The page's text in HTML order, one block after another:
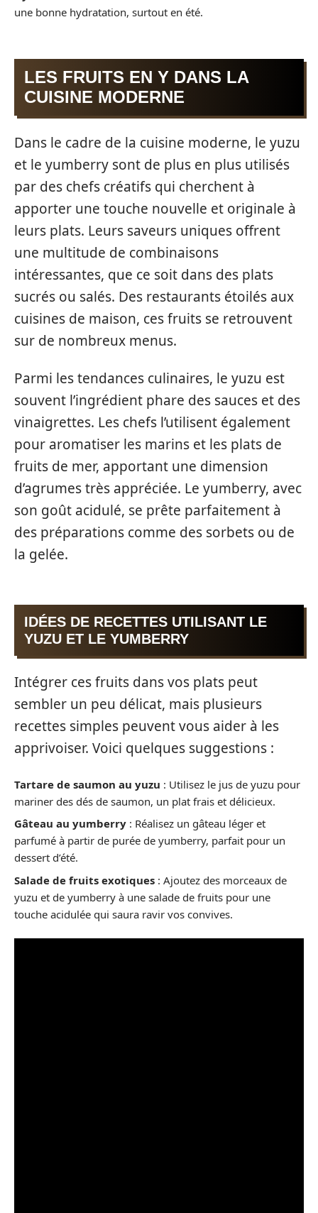
une bonne hydratation, surtout en été.
LES FRUITS EN Y DANS LA
CUISINE MODERNE
Dans le cadre de la cuisine moderne, le yuzu
et le yumberry sont de plus en plus utilisés
par des chefs créatifs qui cherchent à
apporter une touche nouvelle et originale à
leurs plats. Leurs saveurs uniques offrent
une multitude de combinaisons
intéressantes, que ce soit dans des plats
sucrés ou salés. Des restaurants étoilés aux
cuisines de maison, ces fruits se retrouvent
sur de nombreux menus.
Parmi les tendances culinaires, le yuzu est
souvent l’ingrédient phare des sauces et des
vinaigrettes. Les chefs l’utilisent également
pour aromatiser les marins et les plats de
fruits de mer, apportant une dimension
d’agrumes très appréciée. Le yumberry, avec
son goût acidulé, se prête parfaitement à
des préparations comme des sorbets ou de
la gelée.
IDÉES DE RECETTES UTILISANT LE
YUZU ET LE YUMBERRY
Intégrer ces fruits dans vos plats peut
sembler un peu délicat, mais plusieurs
recettes simples peuvent vous aider à les
apprivoiser. Voici quelques suggestions :
Tartare de saumon au yuzu : Utilisez le jus de yuzu pour
mariner des dés de saumon, un plat frais et délicieux.
Gâteau au yumberry : Réalisez un gâteau léger et
parfumé à partir de purée de yumberry, parfait pour un
dessert d’été.
Salade de fruits exotiques : Ajoutez des morceaux de
yuzu et de yumberry à une salade de fruits pour une
touche acidulée qui saura ravir vos convives.